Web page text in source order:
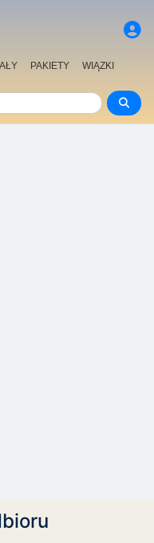
PAKIETY
WIĄZKI